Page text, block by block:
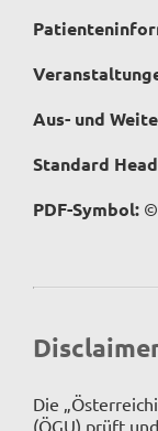
Aus- und
Standard
PDF-Symbol:
Die
(ÖGU) prüft